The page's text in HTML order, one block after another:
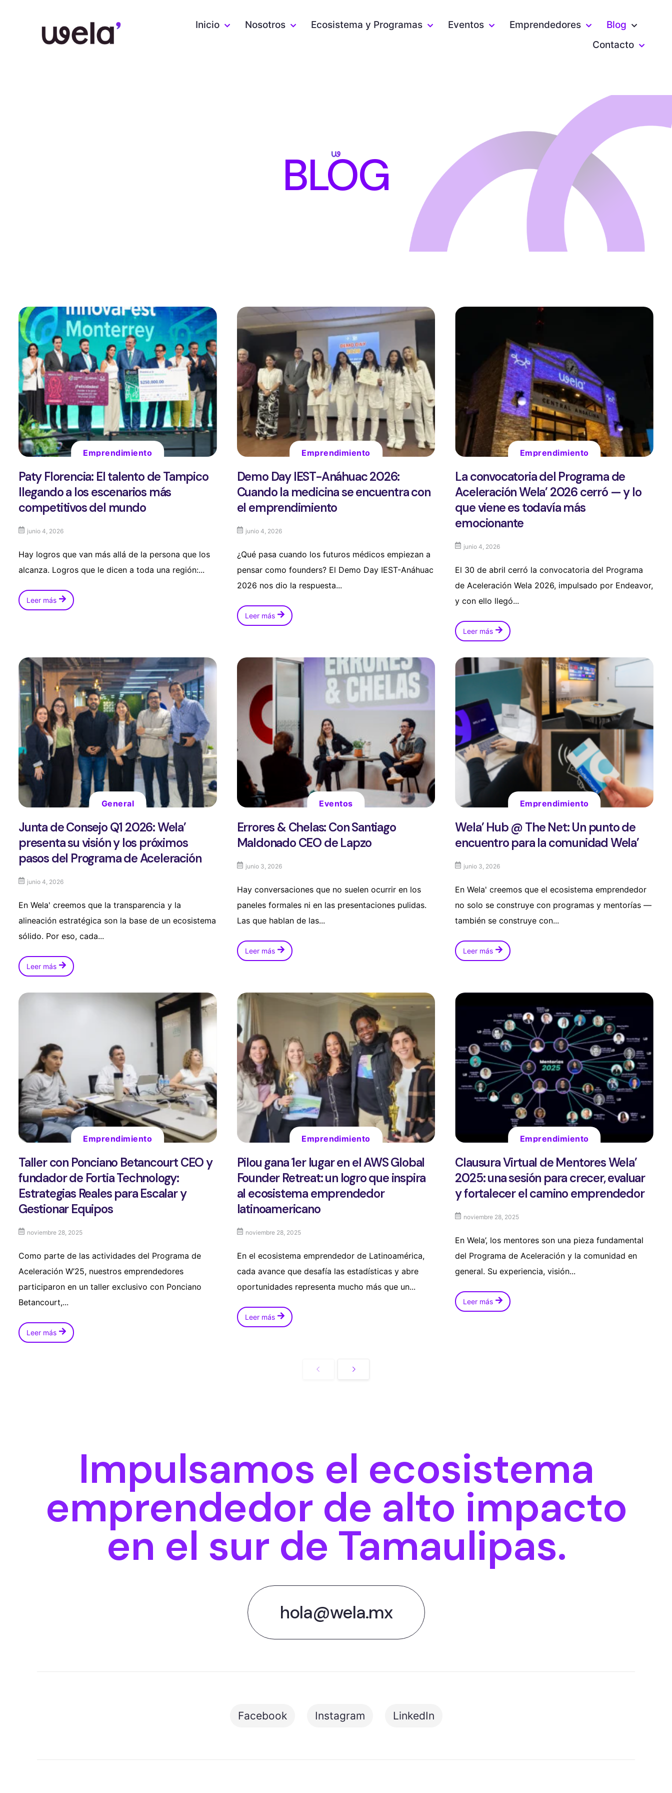
Inicio Nosotros Ecosistema y Programas Eventos Emprendedores
Blog
Contacto
BLOG
Emprendimiento
Paty Florencia: El talento de Tampico
llegando a los escenarios más
competitivos del mundo
junio 4, 2026
Hay logros que van más allá de la persona que los
alcanza. Logros que le dicen a toda una región:...
Leer más
Emprendimiento
Demo Day IEST-Anáhuac 2026:
Cuando la medicina se encuentra con
el emprendimiento
junio 4, 2026
¿Qué pasa cuando los futuros médicos empiezan a
pensar como founders? El Demo Day IEST-Anáhuac
2026 nos dio la respuesta...
Leer más
Emprendimiento
La convocatoria del Programa de
Aceleración Wela’ 2026 cerró — y lo
que viene es todavía más
emocionante
junio 4, 2026
El 30 de abril cerró la convocatoria del Programa
de Aceleración Wela 2026, impulsado por Endeavor,
y con ello llegó...
Leer más
General
Junta de Consejo Q1 2026: Wela’
presenta su visión y los próximos
pasos del Programa de Aceleración
junio 4, 2026
En Wela' creemos que la transparencia y la
alineación estratégica son la base de un ecosistema
sólido. Por eso, cada...
Leer más
Eventos
Errores & Chelas: Con Santiago
Maldonado CEO de Lapzo
junio 3, 2026
Hay conversaciones que no suelen ocurrir en los
paneles formales ni en las presentaciones pulidas.
Las que hablan de las...
Leer más
Emprendimiento
Wela’ Hub @ The Net: Un punto de
encuentro para la comunidad Wela’
junio 3, 2026
En Wela' creemos que el ecosistema emprendedor
no solo se construye con programas y mentorías —
también se construye con...
Leer más
Emprendimiento
Taller con Ponciano Betancourt CEO y
fundador de Fortia Technology:
Estrategias Reales para Escalar y
Gestionar Equipos
noviembre 28, 2025
Como parte de las actividades del Programa de
Aceleración W’25, nuestros emprendedores
participaron en un taller exclusivo con Ponciano
Betancourt,...
Leer más
Emprendimiento
Pilou gana 1er lugar en el AWS Global
Founder Retreat: un logro que inspira
al ecosistema emprendedor
latinoamericano
noviembre 28, 2025
En el ecosistema emprendedor de Latinoamérica,
cada avance que desafía las estadísticas y abre
oportunidades representa mucho más que un...
Leer más
Emprendimiento
Clausura Virtual de Mentores Wela’
2025: una sesión para crecer, evaluar
y fortalecer el camino emprendedor
noviembre 28, 2025
En Wela’, los mentores son una pieza fundamental
del Programa de Aceleración y la comunidad en
general. Su experiencia, visión...
Leer más
Impulsamos el ecosistema
emprendedor de alto impacto
en el sur de Tamaulipas.
hola@wela.mx
Facebook Instagram LinkedIn